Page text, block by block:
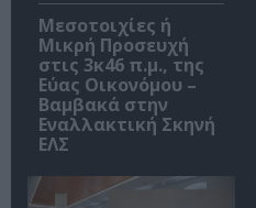
Μεσοτοιχίες ή
Μικρή Προσευχή
στις 3κ46 π.μ., της
Εύας Οικονόμου –
Βαμβακά στην
Εναλλακτική Σκηνή
ΕΛΣ